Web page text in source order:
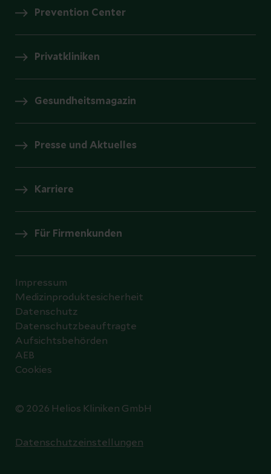
Prevention Center
Privatkliniken
Gesundheitsmagazin
Presse und Aktuelles
Karriere
Für Firmenkunden
© 2026 Helios Kliniken GmbH
Impressum
Medizinproduktesicherheit
Datenschutz
Datenschutzbeauftragte
Aufsichtsbehörden
AEB
Cookies
Datenschutzeinstellungen